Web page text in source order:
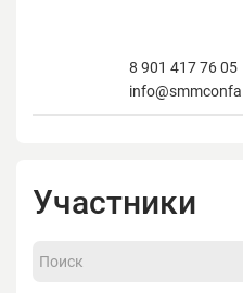
8 901 417 76 05
Участники